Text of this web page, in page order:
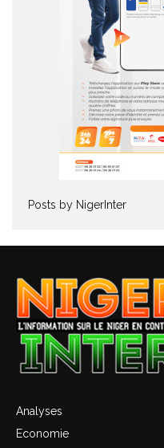
Posts by NigerInter
Analyses
Economie